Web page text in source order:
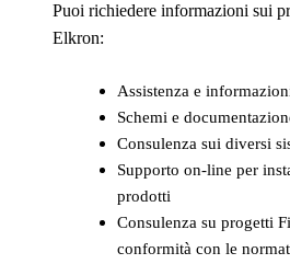
Puoi richiedere informazioni sui
Elkron:
Assistenza e
Schemi e
Consulenza sui diversi
Supporto on-line per
prodotti
Consulenza su progetti
conformità con le